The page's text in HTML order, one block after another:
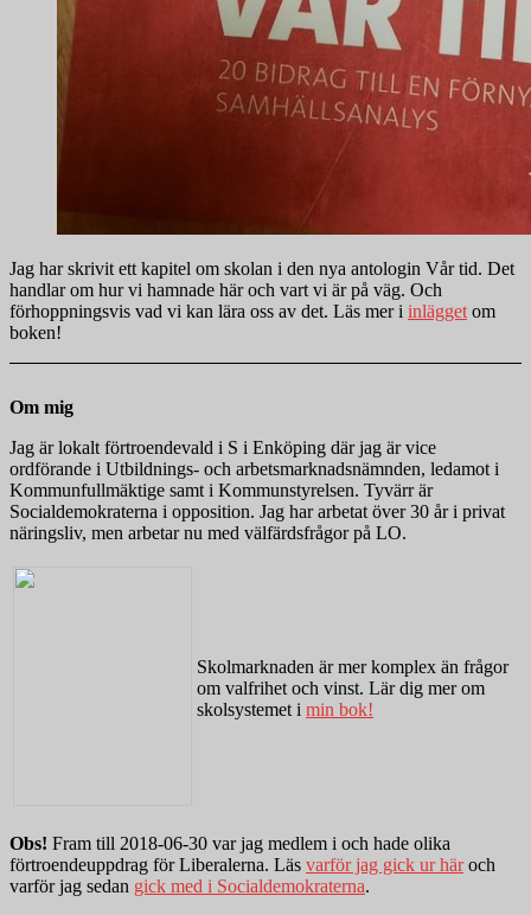
Jag har skrivit ett kapitel om skolan i den nya antologin Vår tid. Det
handlar om hur vi hamnade här och vart vi är på väg. Och
förhoppningsvis vad vi kan lära oss av det. Läs mer i inlägget om
boken!
Om mig
Jag är lokalt förtroendevald i S i Enköping där jag är vice
ordförande i Utbildnings- och arbetsmarknadsnämnden, ledamot i
Kommunfullmäktige samt i Kommunstyrelsen. Tyvärr är
Socialdemokraterna i opposition. Jag har arbetat över 30 år i privat
näringsliv, men arbetar nu med välfärdsfrågor på LO.
Skolmarknaden är mer komplex än frågor
om valfrihet och vinst. Lär dig mer om
skolsystemet i min bok!
Obs! Fram till 2018-06-30 var jag medlem i och hade olika
förtroendeuppdrag för Liberalerna. Läs varför jag gick ur häroch
varför jag sedan gick med i Socialdemokraterna.